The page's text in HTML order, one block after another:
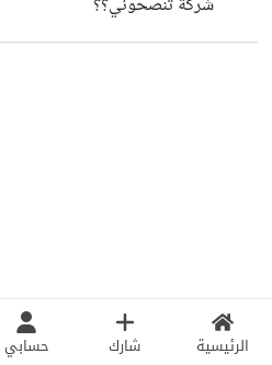
الرئيسية شارك حسابي